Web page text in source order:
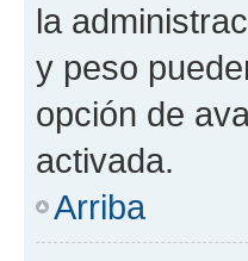
la
y peso
opción de
activada.
Arriba